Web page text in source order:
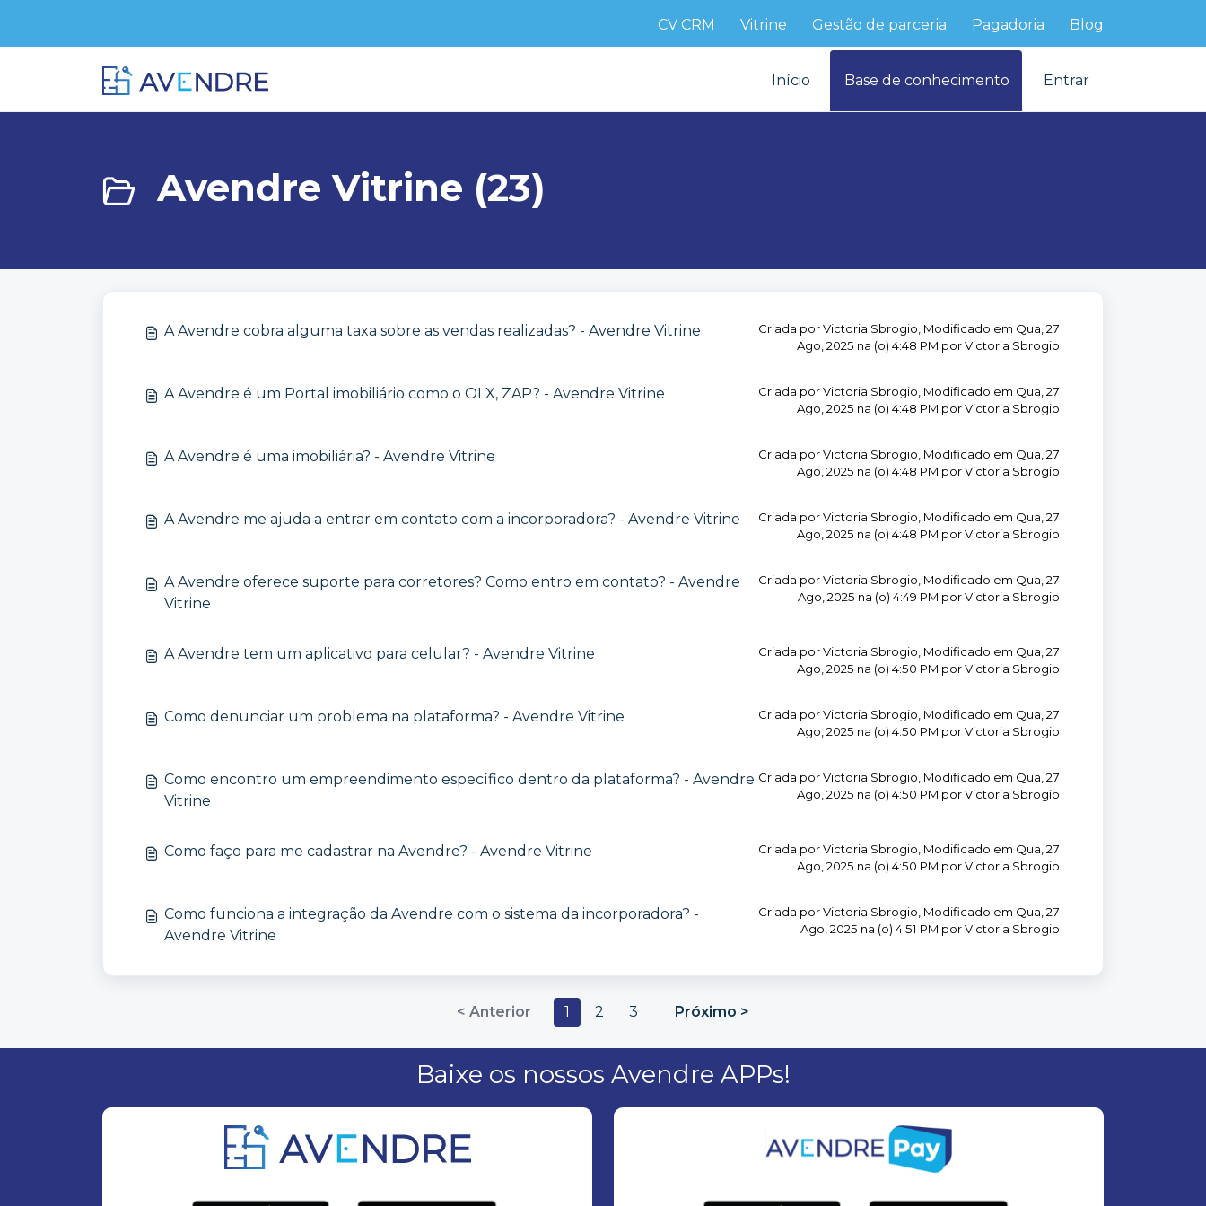
CV CRM Vitrine Gestão de parceria Pagadoria
Blog
Início
Base de conhecimento Entrar
Início Base de conhecimento
Avendre Vitrine (23)
A Avendre cobra alguma taxa sobre as vendas realizadas? - Avendre Vitrine
Criada por Victoria Sbrogio, Modificado em Qua, 27
Ago, 2025 na (o) 4:48 PM por Victoria Sbrogio
A Avendre é um Portal imobiliário como o OLX, ZAP? - Avendre Vitrine
Criada por Victoria Sbrogio, Modificado em Qua, 27
Ago, 2025 na (o) 4:48 PM por Victoria Sbrogio
A Avendre é uma imobiliária? - Avendre Vitrine
Criada por Victoria Sbrogio, Modificado em Qua, 27
Ago, 2025 na (o) 4:48 PM por Victoria Sbrogio
A Avendre me ajuda a entrar em contato com a incorporadora? - Avendre Vitrine
Criada por Victoria Sbrogio, Modificado em Qua, 27
Ago, 2025 na (o) 4:48 PM por Victoria Sbrogio
A Avendre oferece suporte para corretores? Como entro em contato? - Avendre
Vitrine
Criada por Victoria Sbrogio, Modificado em Qua, 27
Ago, 2025 na (o) 4:49 PM por Victoria Sbrogio
A Avendre tem um aplicativo para celular? - Avendre Vitrine
Criada por Victoria Sbrogio, Modificado em Qua, 27
Ago, 2025 na (o) 4:50 PM por Victoria Sbrogio
Como denunciar um problema na plataforma? - Avendre Vitrine
Criada por Victoria Sbrogio, Modificado em Qua, 27
Ago, 2025 na (o) 4:50 PM por Victoria Sbrogio
Como encontro um empreendimento específico dentro da plataforma? - Avendre
Vitrine
Criada por Victoria Sbrogio, Modificado em Qua, 27
Ago, 2025 na (o) 4:50 PM por Victoria Sbrogio
Como faço para me cadastrar na Avendre? - Avendre Vitrine
Criada por Victoria Sbrogio, Modificado em Qua, 27
Ago, 2025 na (o) 4:50 PM por Victoria Sbrogio
Como funciona a integração da Avendre com o sistema da incorporadora? -
Avendre Vitrine
Criada por Victoria Sbrogio, Modificado em Qua, 27
Ago, 2025 na (o) 4:51 PM por Victoria Sbrogio
< Anterior 1 2 3 Próximo >
Baixe os nossos Avendre APPs!